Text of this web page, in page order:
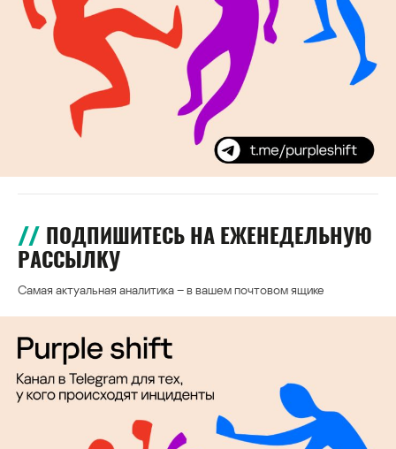
ПОДПИШИТЕСЬ НА ЕЖЕНЕДЕЛЬНУЮ
РАССЫЛКУ
Самая актуальная аналитика – в вашем почтовом ящике